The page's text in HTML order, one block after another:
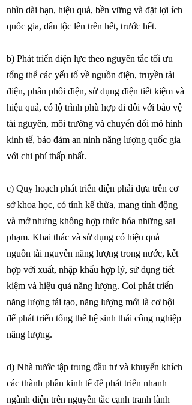
nhìn dài hạn, hiệu quả, bền vững và đặt lợi ích
quốc gia, dân tộc lên trên hết, trước hết.
b) Phát triển điện lực theo nguyên tắc tối ưu
tổng thể các yếu tố về nguồn điện, truyền tải
điện, phân phối điện, sử dụng điện tiết kiệm và
hiệu quả, có lộ trình phù hợp đi đôi với bảo vệ
tài nguyên, môi trường và chuyển đổi mô hình
kinh tế, bảo đảm an ninh năng lượng quốc gia
với chi phí thấp nhất.
c) Quy hoạch phát triển điện phải dựa trên cơ
sở khoa học, có tính kế thừa, mang tính động
và mở nhưng không hợp thức hóa những sai
phạm. Khai thác và sử dụng có hiệu quả
nguồn tài nguyên năng lượng trong nước, kết
hợp với xuất, nhập khẩu hợp lý, sử dụng tiết
kiệm và hiệu quả năng lượng. Coi phát triển
năng lượng tái tạo, năng lượng mới là cơ hội
để phát triển tổng thể hệ sinh thái công nghiệp
năng lượng.
d) Nhà nước tập trung đầu tư và khuyến khích
các thành phần kinh tế để phát triển nhanh
ngành điện trên nguyên tắc cạnh tranh lành